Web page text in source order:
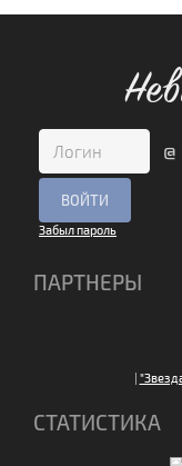
Забыл пароль
ПАРТНЕРЫ
|
СТАТИСТИКА